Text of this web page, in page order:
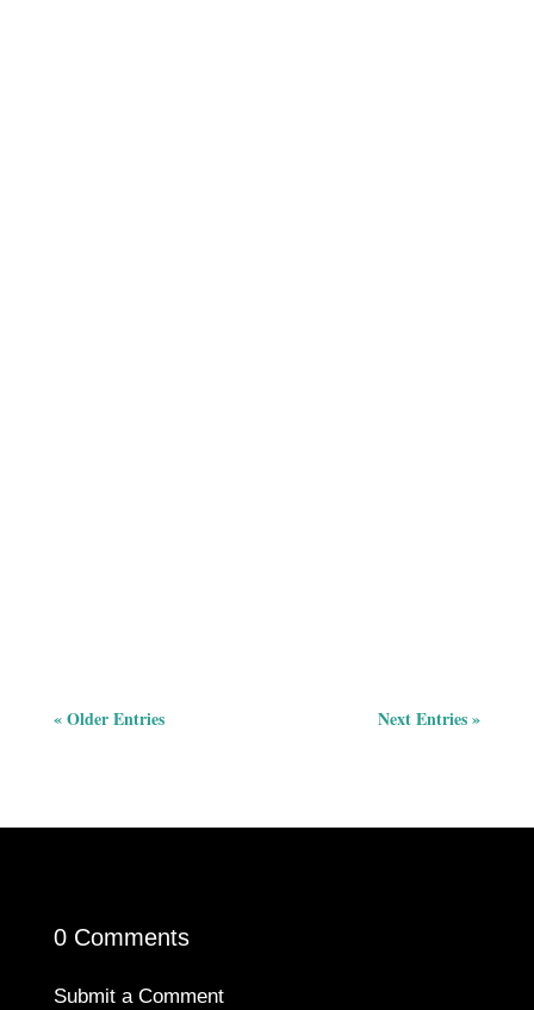
« Older Entries Next Entries »
0 Comments
Submit a Comment